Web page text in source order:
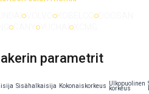
parametrit
Sisähalkaisija Kokonaiskorkeus Ulkopuolinen
korkeus